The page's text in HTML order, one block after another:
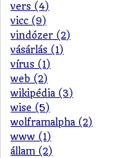
vers (4)
vicc (9)
vindózer (2)
vásárlás (1)
vírus (1)
web (2)
wikipédia (3)
wise (5)
wolframalpha (2)
www (1)
állam (2)